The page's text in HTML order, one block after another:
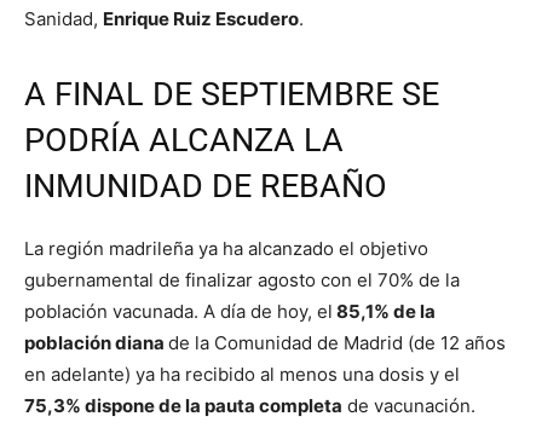
Sanidad, Enrique Ruiz Escudero.
A FINAL DE SEPTIEMBRE SE
PODRÍA ALCANZA LA
INMUNIDAD DE REBAÑO
La región madrileña ya ha alcanzado el objetivo
gubernamental de finalizar agosto con el 70% de la
población vacunada. A día de hoy, el 85,1% de la
población diana de la Comunidad de Madrid (de 12 años
en adelante) ya ha recibido al menos una dosis y el
75,3% dispone de la pauta completa de vacunación.